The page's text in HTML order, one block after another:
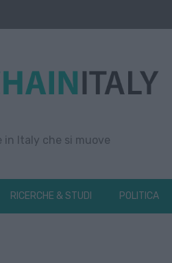
in Italy che si muove
RICERCHE & STUDI POLITICA